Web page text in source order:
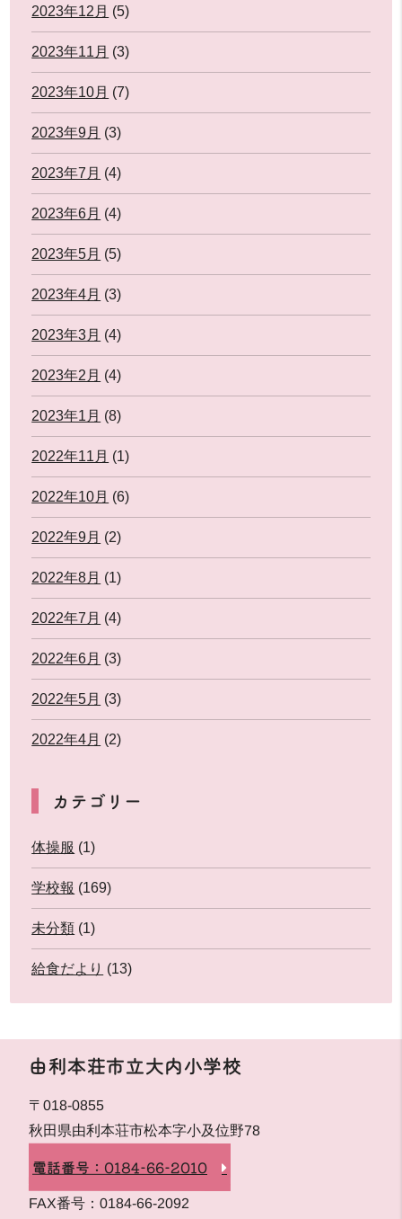
2023年12月 (5)
2023年11月 (3)
2023年10月 (7)
2023年9月 (3)
2023年7月 (4)
2023年6月 (4)
2023年5月 (5)
2023年4月 (3)
2023年3月 (4)
2023年2月 (4)
2023年1月 (8)
2022年11月 (1)
2022年10月 (6)
2022年9月 (2)
2022年8月 (1)
2022年7月 (4)
2022年6月 (3)
2022年5月 (3)
2022年4月 (2)
カテゴリー
体操服 (1)
学校報 (169)
未分類 (1)
給食だより (13)
由利本荘市立大内小学校
〒018-0855
秋田県由利本荘市松本字小及位野78
電話番号：0184-66-2010
FAX番号：0184-66-2092